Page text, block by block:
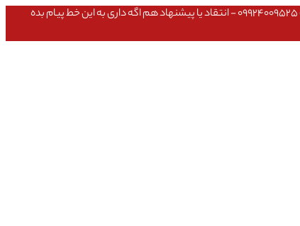
عشق داداش قیمتای سایت به روزه،خرید عمده داشتی یا مشکلی تو خرید از سایت ۰۹۱۰۹۸۰۸۵۶۵- مشکلی بعد از خریدت داشتی ۰۹۱۹۱۴۹۳۵۴۶ - پیگیری ارسال بستت ۰۹۹۲۴۰۰۹۵۲۵ - انتقاد یا پیشنهاد هم اگه داری به این خط پیام بده